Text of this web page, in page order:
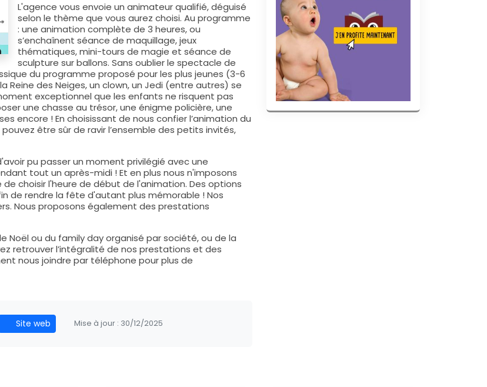
L'agence vous envoie un animateur qualifié, déguisé
selon le thème que vous aurez choisi. Au programme
: une animation complète de 3 heures, ou
s’enchaînent séance de maquillage, jeux
thématiques, mini-tours de magie et séance de
sculpture sur ballons. Sans oublier le spectacle de
du programme proposé pour les plus jeunes (3-6
des Neiges, un clown, un Jedi (entre autres) se
exceptionnel que les enfants ne risquent pas
une chasse au trésor, une énigme policière, une
encore ! En choisissant de nous confier l’animation du
être sûr de ravir l’ensemble des petits invités,
pu passer un moment privilégié avec une
tout un après-midi ! Et en plus nous n'imposons
choisir l'heure de début de l'animation. Des options
de rendre la fête d'autant plus mémorable ! Nos
Nous proposons également des prestations
Noël ou du family day organisé par société, ou de la
retrouver l’intégralité de nos prestations et des
nous joindre par téléphone pour plus de
Site web Mise à jour : 30/12/2025